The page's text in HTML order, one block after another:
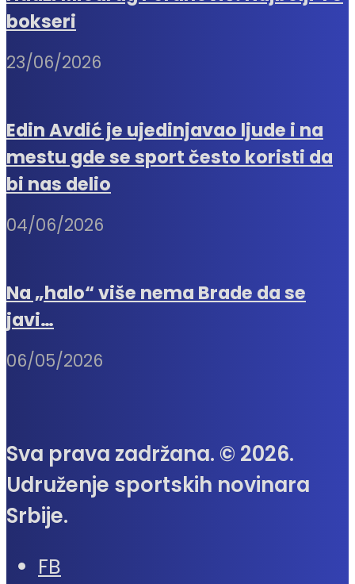
bokseri
23/06/2026
Edin Avdić je ujedinjavao ljude i na
mestu gde se sport često koristi da
bi nas delio
04/06/2026
Na „halo“ više nema Brade da se
javi…
06/05/2026
Sva prava zadržana. © 2026.
Udruženje sportskih novinara
Srbije.
FB